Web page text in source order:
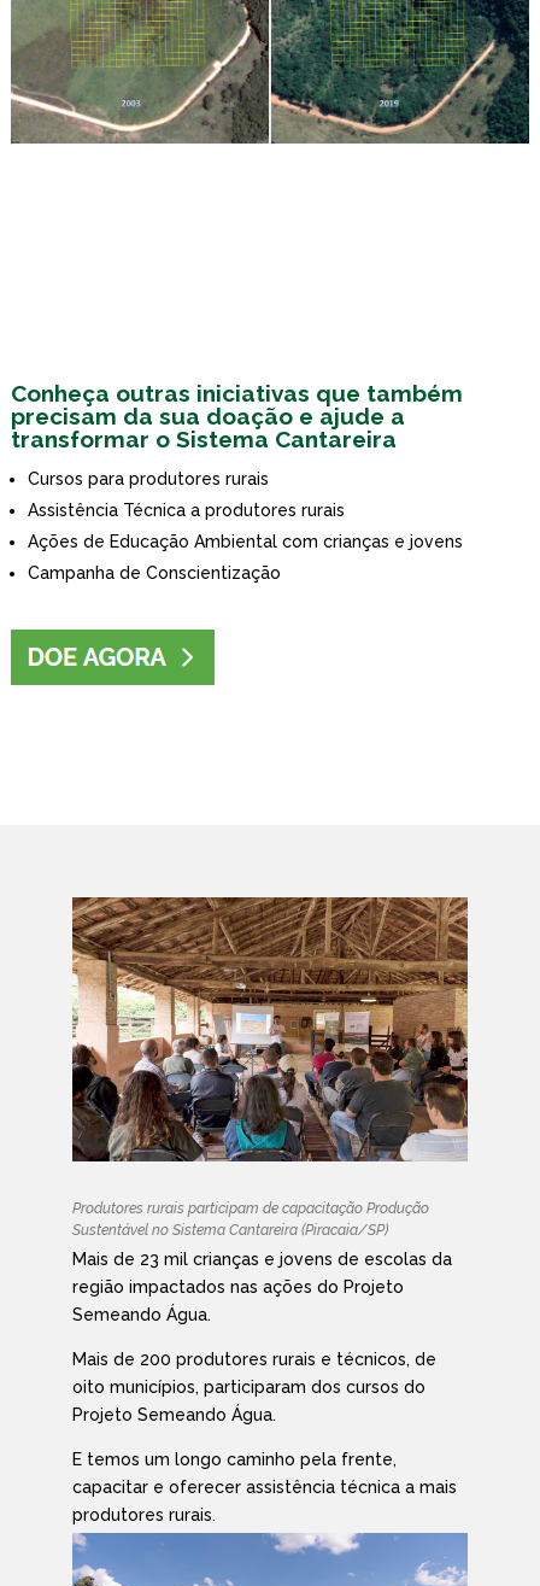
Conheça outras iniciativas que também
precisam da sua doação e ajude a
transformar o Sistema Cantareira
Cursos para produtores rurais
Assistência Técnica a produtores rurais
Ações de Educação Ambiental com crianças e jovens
Campanha de Conscientização
Produtores rurais participam de capacitação Produção
Sustentável no Sistema Cantareira (Piracaia/SP)
Mais de 23 mil crianças e jovens de escolas da
região impactados nas ações do Projeto
Semeando Água.
Mais de 200 produtores rurais e técnicos, de
oito municípios, participaram dos cursos do
Projeto Semeando Água.
E temos um longo caminho pela frente,
capacitar e oferecer assistência técnica a mais
produtores rurais.